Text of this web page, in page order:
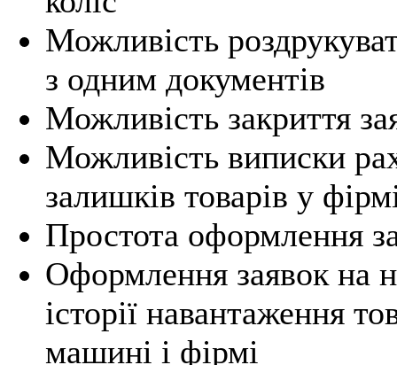
Можливість
з одним документів
Можливість закриття
Можливість виписки
залишків товарів у
Простота оформлення
Оформлення заявок на
історії навантаження
машині і фірмі